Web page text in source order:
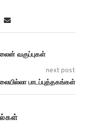
வகுப்புகள்
next post
பாடப்புத்தகங்கள்